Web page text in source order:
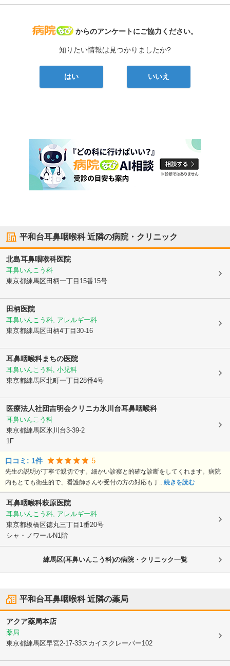
病院なび
からのアンケートにご協力ください。
知りたい情報は見つかりましたか?
はい いいえ
平和台耳鼻咽喉科近隣の病院・クリニック
北島耳鼻咽喉科医院
耳鼻いんこう科
東京都練馬区 田柄一丁目15番15号
田柄医院
耳鼻いんこう科, アレルギー科
東京都練馬区 田柄4丁目30-16
耳鼻咽喉科まちの医院
耳鼻いんこう科, 小児科
東京都練馬区北町一丁目28番4号
医療法人社団吉明会クリニカ氷川台耳鼻咽喉科
耳鼻いんこう科
東京都練馬区氷川台3-39-2
1F
口コミ: 1件 5
先生の説明が丁寧で親切です。細かい診察と的確な診断をしてくれます。病院
内もとても衛生的で、看護師さんや受付の方の対応も丁...続きを読む
耳鼻咽喉科萩原医院
耳鼻いんこう科, アレルギー科
東京都板橋区徳丸三丁目1番20号
シャ・ノワールN1階
練馬区(耳鼻いんこう科)の病院・クリニック一覧
平和台耳鼻咽喉科近隣の薬局
アクア薬局本店
薬局
東京都練馬区早宮2-17-33スカイスクレーパー102